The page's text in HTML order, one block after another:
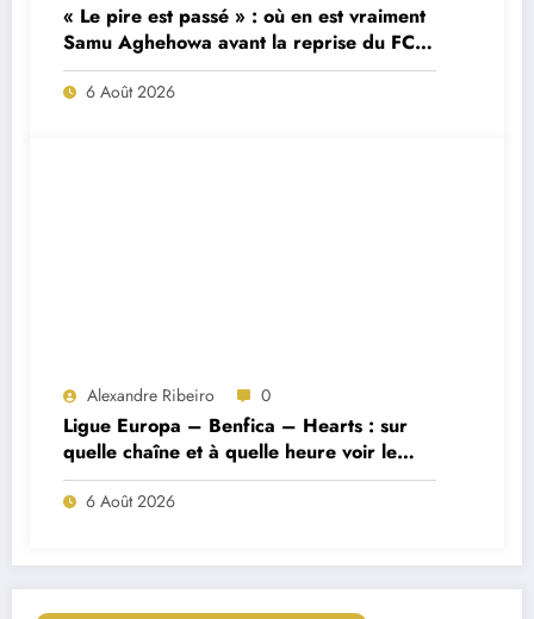
« Le pire est passé » : où en est vraiment
Samu Aghehowa avant la reprise du FC
Porto ?
6 Août 2026
Alexandre Ribeiro 0
Ligue Europa – Benfica – Hearts : sur
quelle chaîne et à quelle heure voir le
match ?
6 Août 2026